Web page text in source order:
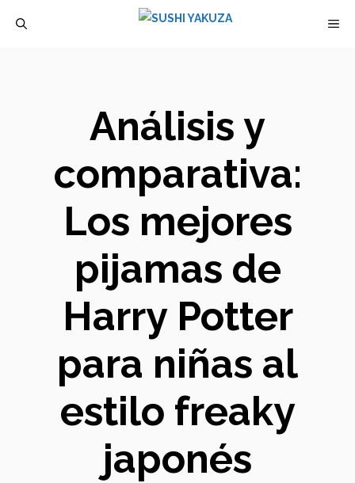
Análisis y
comparativa:
Los mejores
pijamas de
Harry Potter
para niñas al
estilo freaky
japonés